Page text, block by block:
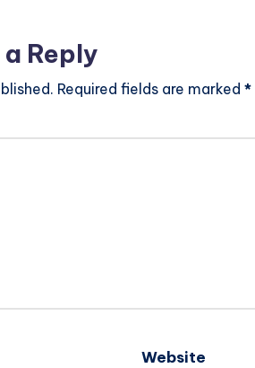
Reply
Required fields are marked *
Website